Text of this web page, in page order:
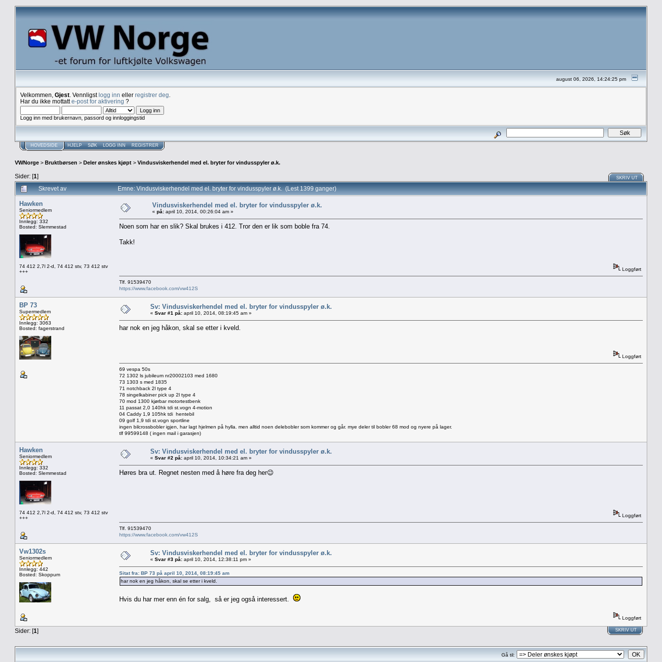
august 06, 2026, 14:24:25 pm
Velkommen, Gjest . Vennligstlogg inn eller registrer deg
Har du ikke mottatte-post for aktivering ?
Logg inn med brukernavn, passord og innloggingstid
HOVEDSIDE HJELP SØK LOGG INN REGISTRER
VWNorge > Bruktbørsen > Deler ønskes kjøpt > Vindusviskerhendel med el. bryter for vindusspyler ø.k.
Sider: [1] SKRIV UT
Skrevet av Emne: Vindusviskerhendel med el. bryter for vindusspyler ø.k. (Lest 1399 ganger)
Hawken
Seniormedlem
Innlegg: 332
Bosted: Slemmestad
74 412 2,7l 2-d, 74 412 stv, 73 412 stv
+++
Vindusviskerhendel med el. bryter for vindusspyler ø.k.
« på: april 10, 2014, 00:26:04 am »
Noen som har en slik? Skal brukes i 412. Tror den er lik som boble fra 74.
Takk!
Loggført
Tlf. 91539470
https://www.facebook.com/vw412S
BP 73
Supermedlem
Innlegg: 3063
Bosted: fagerstrand
Sv: Vindusviskerhendel med el. bryter for vindusspyler ø.k.
« Svar #1 på: april 10, 2014, 08:19:45 am »
har nok en jeg håkon, skal se etter i kveld.
Loggført
69 vespa 50s
72 1302 ls jubileum nr20002103 med 1680
73 1303 s med 1835
71 notchback 2l type 4
78 singelkabiner pick up 2l type 4
70 mod 1300 kjørbar motortestbenk
11 passat 2,0 140hk tdi st.vogn 4-motion
04 Caddy 1,9 105hk tdi hentebil
09 golf 1,9 tdi st.vogn sportline
ingen bilcrossbobler igjen, har lagt hjelmen på hylla. men alltid noen delebobler som kommer og går. mye deler til bobler 68 mod og nyere på lager.
tlf 99599148 ( ingen mail i garasjen)
Hawken
Seniormedlem
Innlegg: 332
Bosted: Slemmestad
74 412 2,7l 2-d, 74 412 stv, 73 412 stv
+++
Sv: Vindusviskerhendel med el. bryter for vindusspyler ø.k.
« Svar #2 på: april 10, 2014, 10:34:21 am »
Høres bra ut. Regnet nesten med å høre fra deg her😉
Loggført
Tlf. 91539470
https://www.facebook.com/vw412S
Vw1302s
Seniormedlem
Innlegg: 442
Bosted: Skoppum
Sv: Vindusviskerhendel med el. bryter for vindusspyler ø.k.
« Svar #3 på: april 10, 2014, 12:38:11 pm »
Sitat fra: BP 73 på april 10, 2014, 08:19:45 am
har nok en jeg håkon, skal se etter i kveld.
Hvis du har mer enn én for salg, så er jeg også interessert.
Loggført
Sider: [1] SKRIV UT
Gå til: